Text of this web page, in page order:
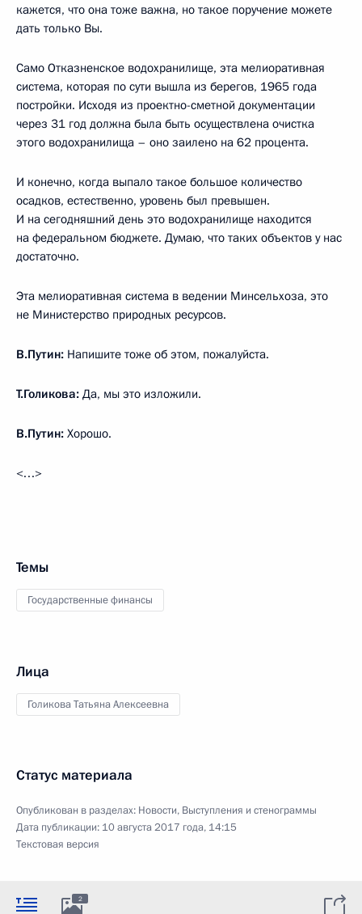
кажется, что она тоже важна, но такое поручение можете
дать только Вы.
Само Отказненское водохранилище, эта мелиоративная
система, которая по сути вышла из берегов, 1965 года
постройки. Исходя из проектно-сметной документации
через 31 год должна была быть осуществлена очистка
этого водохранилища – оно заилено на 62 процента.
И конечно, когда выпало такое большое количество
осадков, естественно, уровень был превышен.
И на сегодняшний день это водохранилище находится
на федеральном бюджете. Думаю, что таких объектов у нас
достаточно.
Эта мелиоративная система в ведении Минсельхоза, это
не Министерство природных ресурсов.
В.Путин: Напишите тоже об этом, пожалуйста.
Т.Голикова: Да, мы это изложили.
В.Путин: Хорошо.
<…>
Темы
Государственные финансы
Лица
Голикова Татьяна Алексеевна
Статус материала
Опубликован в разделах: Новости, Выступления и стенограммы
Дата публикации: 10 августа 2017 года, 14:15
Текстовая версия
2